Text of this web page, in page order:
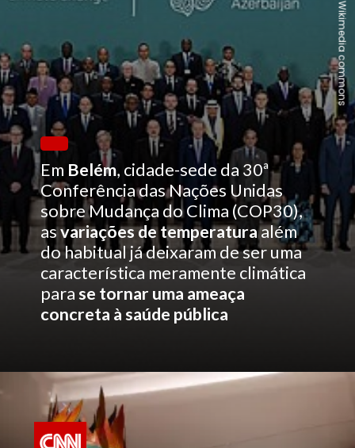
Em Belém, cidade-sede da 30ª
Conferência das Nações Unidas
sobre Mudança do Clima (COP30),
asvariações de temperaturaalém
do habitual já deixaram de ser uma
característica meramente climática
parase tornar uma ameaça
concreta à saúde pública
Wikimedia commons